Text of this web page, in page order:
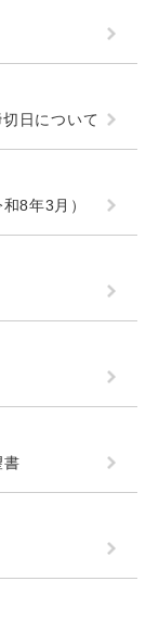
日について
8年3月）
書